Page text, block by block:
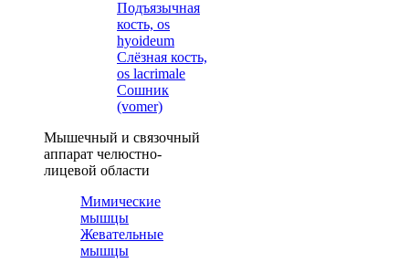
Подъязычная
кость, os
hyoideum
Слёзная кость,
os lacrimale
Сошник
(vomer)
Мышечный и связочный
аппарат челюстно-
лицевой области
Мимические
мышцы
Жевательные
мышцы